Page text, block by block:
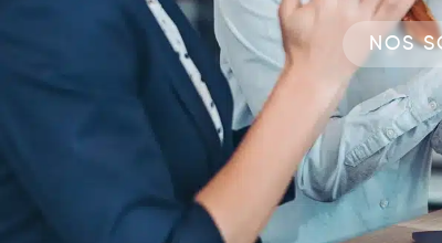
NOS